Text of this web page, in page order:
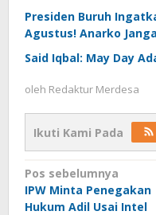
Presiden Buruh
Agustus! Anarko
Said Iqbal: May Day
oleh Redaktur Merdesa
Ikuti Kami Pada
Navigasi
pos
Pos sebelumnya
IPW Minta Penegakan
Hukum Adil Usai Intel